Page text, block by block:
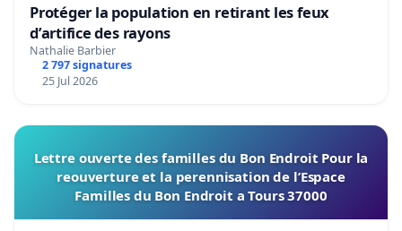
Protéger la population en retirant les feux
d’artifice des rayons
Nathalie Barbier
2 797 signatures
25 Jul 2026
Lettre ouverte des familles du Bon Endroit Pour la
reouverture et la perennisation de l’Espace
Familles du Bon Endroit a Tours 37000